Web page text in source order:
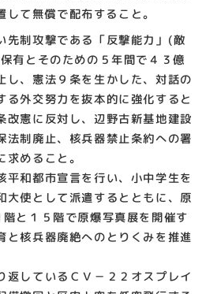
て無償で配布すること。
先制攻撃である「反撃能力」(敵
有とそのための５年間で４３億
し、憲法９条を生かした、対話の
る外交努力を抜本的に強化すると
改憲に反対し、辺野古新基地建設
法制廃止、核兵器禁止条約への署
めること。
和都市宣言を行い、小中学生を
大使として派遣するとともに、原
と１５階で原爆写真展を開催す
と核兵器廃絶へのとりくみを推進
しているＣＶ－２２オスプレイ